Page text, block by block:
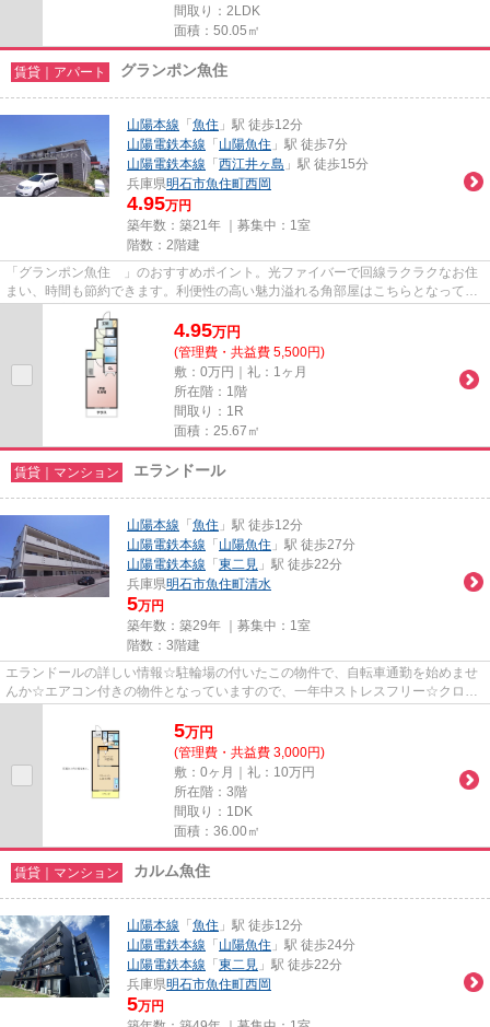
間取り：2LDK
面積：50.05㎡
賃貸｜アパート グランポン魚住
山陽本線 「 魚住 」駅 徒歩12分
山陽電鉄本線 「 山陽魚住 」駅 徒歩7分
山陽電鉄本線 「 西江井ヶ島 」駅 徒歩15分
兵庫県明石市魚住町西岡
4.95万円
築年数：築21年 ｜募集中： 1室
階数：2階建
「グランポン魚住 」のおすすめポイント。光ファイバーで回線ラクラクなお住
まい、時間も節約できます。利便性の高い魅力溢れる角部屋はこちらとなってお
ります。高いニーズのあるTV...
4.95万円
(管理費・共益費 5,500円)
敷：0万円｜礼：1ヶ月
所在階：1階
間取り：1R
面積：25.67㎡
賃貸｜マンション エランドール
山陽本線 「 魚住 」駅 徒歩12分
山陽電鉄本線 「 山陽魚住 」駅 徒歩27分
山陽電鉄本線 「 東二見 」駅 徒歩22分
兵庫県明石市魚住町清水
5万円
築年数：築29年 ｜募集中： 1室
階数：3階建
エランドールの詳しい情報☆駐輪場の付いたこの物件で、自転車通勤を始めませ
んか☆エアコン付きの物件となっていますので、一年中ストレスフリー☆クロー
5万円
(管理費・共益費 3,000円)
敷：0ヶ月｜礼：10万円
所在階：3階
間取り：1DK
面積：36.00㎡
賃貸｜マンション カルム魚住
山陽本線 「 魚住 」駅 徒歩12分
山陽電鉄本線 「 山陽魚住 」駅 徒歩24分
山陽電鉄本線 「 東二見 」駅 徒歩22分
兵庫県明石市魚住町西岡
5万円